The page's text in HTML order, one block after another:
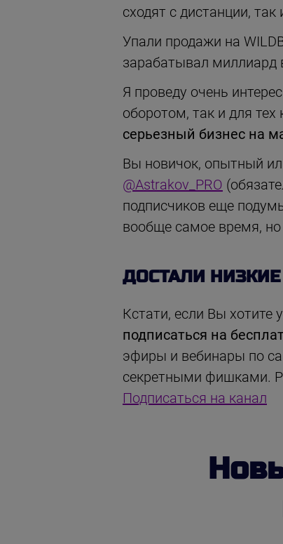
сходят с дистанции,
Упали продажи на
зарабатывал миллиард
Я проведу очень
оборотом, так и для тех
серьезный бизнес на
Вы новичок, опытный
@Astrakov_PRO
подписчиков еще
вообще самое время,
ДОСТАЛИ НИЗКИЕ
Кстати, если Вы хотите
подписаться на
эфиры и вебинары по
секретными фишками.
Подписаться на канал